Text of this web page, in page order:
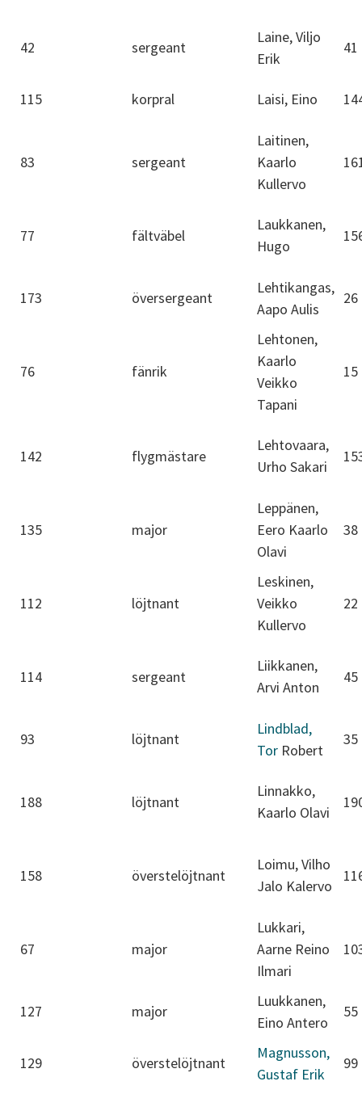
42 sergeant
Laine, Viljo
Erik
41
115 korpral Laisi, Eino
83 sergeant
Laitinen,
Kaarlo
Kullervo
77 fältväbel
Laukkanen,
Hugo
173 översergeant
Lehtikangas,
Aapo Aulis
26
76 fänrik
Lehtonen,
Kaarlo
Veikko
Tapani
15
142 flygmästare
Lehtovaara,
Urho Sakari
135 major
Leppänen,
Eero Kaarlo
Olavi
38
112 löjtnant
Leskinen,
Veikko
Kullervo
22
114 sergeant
Liikkanen,
Arvi Anton
45
93 löjtnant
Lindblad,
Tor Robert
35
188 löjtnant
Linnakko,
Kaarlo Olavi
158 överstelöjtnant
Loimu, Vilho
Jalo Kalervo
67 major
Lukkari,
Aarne Reino
Ilmari
127 major
Luukkanen,
Eino Antero
55
129 överstelöjtnant
Magnusson,
Gustaf Erik
99